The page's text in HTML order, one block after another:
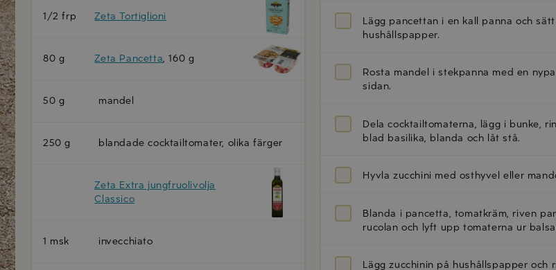
1/2 frp Zeta Tortiglioni
80 g Zeta Pancetta, 160 g
50 g mandel
250 g blandade cocktailtomater, olika färger
Zeta Extra jungfruolivolja
Classico
1 msk invecchiato
Lägg pancettan i en kall panna och
hushållspapper.
Rosta mandel i stekpanna med en
sidan.
Dela cocktailtomaterna, lägg i bunke,
blad basilika, blanda och låt stå.
Hyvla zucchini med osthyvel eller
Blanda i pancetta, tomatkräm, riven
rucolan och lyft upp tomaterna ur
Lägg zucchinin på hushållspapper och